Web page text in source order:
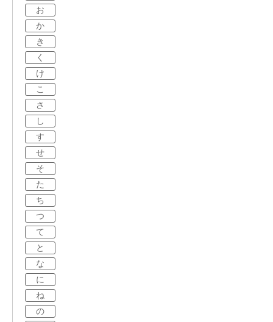
お
か
き
く
け
こ
さ
し
す
せ
そ
た
ち
つ
て
と
な
に
ね
の